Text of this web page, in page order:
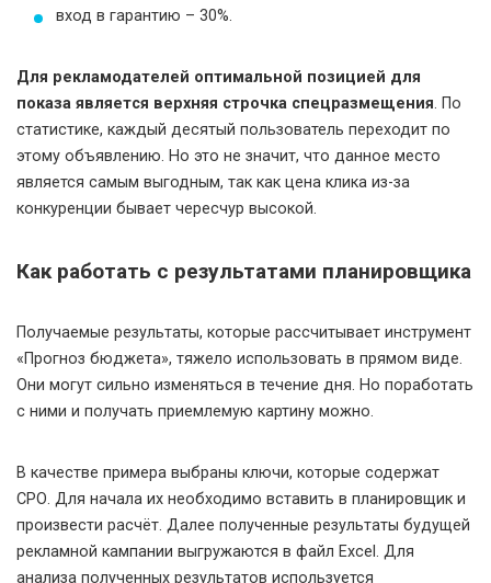
вход в гарантию – 30%.
Для рекламодателей оптимальной позицией для
показа является верхняя строчка спецразмещения. По
статистике, каждый десятый пользователь переходит по
этому объявлению. Но это не значит, что данное место
является самым выгодным, так как цена клика из-за
конкуренции бывает чересчур высокой.
Как работать с результатами планировщика
Получаемые результаты, которые рассчитывает инструмент
«Прогноз бюджета», тяжело использовать в прямом виде.
Они могут сильно изменяться в течение дня. Но поработать
с ними и получать приемлемую картину можно.
В качестве примера выбраны ключи, которые содержат
СРО. Для начала их необходимо вставить в планировщик и
произвести расчёт. Далее полученные результаты будущей
рекламной кампании выгружаются в файл Excel. Для
анализа полученных результатов используется